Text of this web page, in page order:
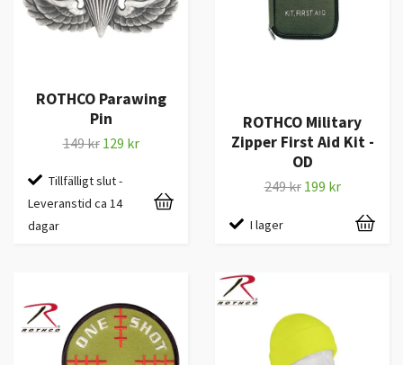
ROTHCO Parawing
Pin
149 kr 129 kr
Tillfälligt slut -
Leveranstid ca 14
dagar
ROTHCO Military
Zipper First Aid Kit -
OD
249 kr 199 kr
I lager